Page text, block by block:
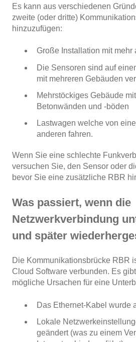
Es kann aus verschiedenen
zweite (oder dritte)
hinzuzufügen:
Große Installation mit mehr
Die Sensoren sind auf
mit mehreren Gebäuden
Mehrstöckiges Gebäude
Betonwänden und -böden
Lastwagen welche von
anderen fahren.
Wenn Sie eine schlechte
versuchen Sie, den Sensor oder
bevor Sie eine zusätzliche RBR
Was passiert, wenn die
Netzwerkverbindung
und später
Die Kommunikationsbrücke RBR
Cloud Software verbunden. Es
mögliche Ursachen für eine
Das Ethernet-Kabel wurde
Lokale
geändert (was zu einem